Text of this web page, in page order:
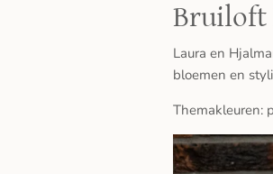
Bruiloft
Laura en
bloemen en
Themakleuren: